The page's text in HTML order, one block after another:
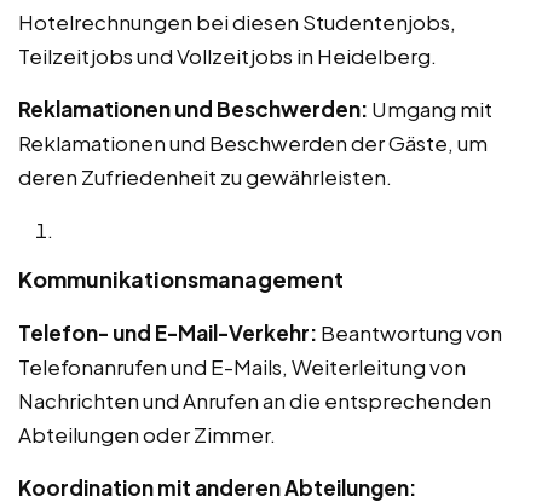
Hotelrechnungen bei diesen Studentenjobs,
Teilzeitjobs und Vollzeitjobs in Heidelberg.
Reklamationen und Beschwerden: Umgang mit
Reklamationen und Beschwerden der Gäste, um
deren Zufriedenheit zu gewährleisten.
Kommunikationsmanagement
Telefon- und E-Mail-Verkehr: Beantwortung von
Telefonanrufen und E-Mails, Weiterleitung von
Nachrichten und Anrufen an die entsprechenden
Abteilungen oder Zimmer.
Koordination mit anderen Abteilungen: